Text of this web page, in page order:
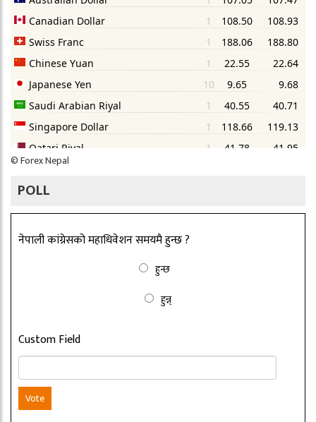
©Forex Nepal
POLL
नेपाली कांग्रेसको महाधिवेशन समयमै हुन्छ ?
हुन्छ
हुन्न्
Custom Field
Vote